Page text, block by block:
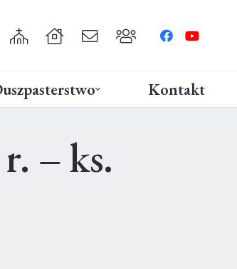
Kontakt
– ks.